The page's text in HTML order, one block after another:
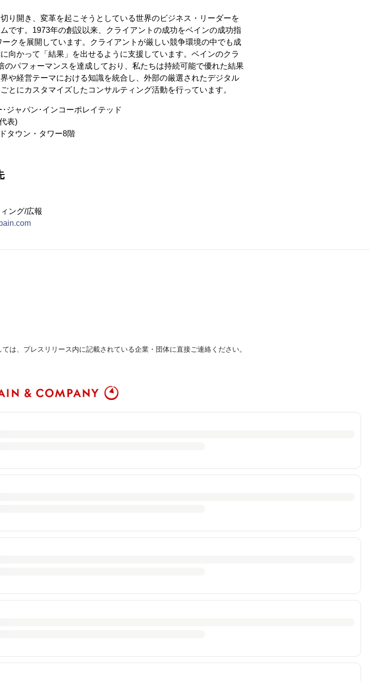
り開き、変革を起こそうとしている世界のビジネス・リーダーを
です。1973年の創設以来、クライアントの成功をベインの成功指
クを展開しています。クライアントが厳しい競争環境の中でも成
向かって「結果」を出せるように支援しています。ベインのクラ
のパフォーマンスを達成しており、私たちは持続可能で優れた結果
や経営テーマにおける知識を統合し、外部の厳選されたデジタル
とにカスタマイズしたコンサルティング活動を行っています。
ャパン･インコーポレイテッド
表)
タウン・タワー8階
ング/広報
は、プレスリリース内に記載されている企業・団体に直接ご連絡ください。